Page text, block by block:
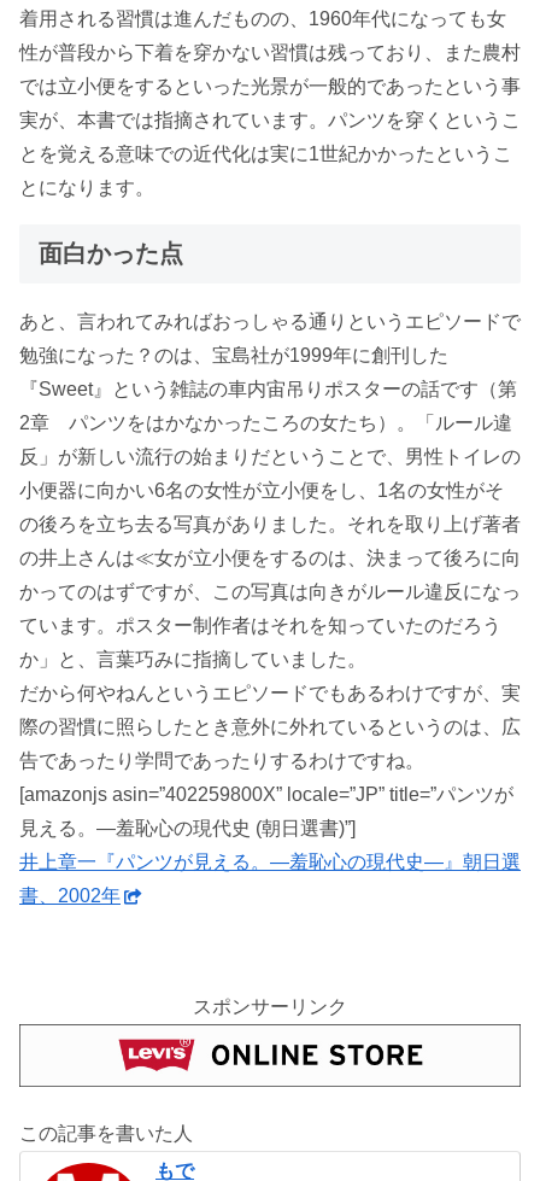
着用される習慣は進んだものの、1960年代になっても女
性が普段から下着を穿かない習慣は残っており、また農村
では立小便をするといった光景が一般的であったという事
実が、本書では指摘されています。パンツを穿くというこ
とを覚える意味での近代化は実に1世紀かかったというこ
とになります。
面白かった点
あと、言われてみればおっしゃる通りというエピソードで
勉強になった？のは、宝島社が1999年に創刊した
『Sweet』という雑誌の車内宙吊りポスターの話です（第
2章 パンツをはかなかったころの女たち）。「ルール違
反」が新しい流行の始まりだということで、男性トイレの
小便器に向かい6名の女性が立小便をし、1名の女性がそ
の後ろを立ち去る写真がありました。それを取り上げ著者
の井上さんは≪女が立小便をするのは、決まって後ろに向
かってのはずですが、この写真は向きがルール違反になっ
ています。ポスター制作者はそれを知っていたのだろう
か」と、言葉巧みに指摘していました。
だから何やねんというエピソードでもあるわけですが、実
際の習慣に照らしたとき意外に外れているというのは、広
告であったり学問であったりするわけですね。
[amazonjs asin=”402259800X” locale=”JP” title=”パンツが
見える。―羞恥心の現代史 (朝日選書)”]
井上章一『パンツが見える。―羞恥心の現代史―』朝日選
書、2002年
スポンサーリンク
この記事を書いた人
もで